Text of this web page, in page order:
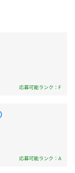
給
ール、アジャイ
1分
歩3分
日）※平均取得
社員取得率
（預貯金
来紙ベース
セキュリテ
通系銀行の
け業務支援
まで携わるこ
き、エンジ
ルアップに
イプ（銀
庁、地方自治
応募可能ランク：F
応募可能ランク：A